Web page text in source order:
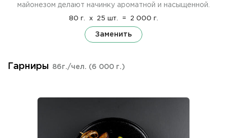
майонезом делают начинку ароматной и насыщенной.
80 г. x 25 шт. = 2 000 г.
Заменить
Гарниры 86г./чел. (6 000 г.)